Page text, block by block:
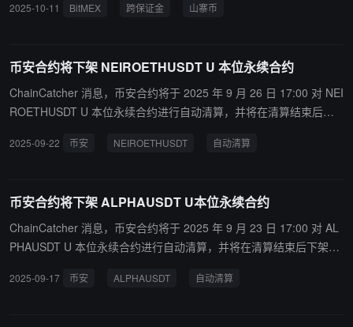
机制带来的冲击。2022 年那场持续八周的大清算犹在眼前，这就是
常”，并表示多项高质量山寨币短期难以回到此前低位。
2025-10-11 BitMEX 跨保证金 山寨币
币安合约将下架 NEIROETHUSDT U 本位永续合约
ChainCatcher 消息，币安合约将于 2025 年 9 月 26 日 17:00 对 NEI
ROETHUSDT U 本位永续合约进行自动清算，并将在清算结束后下
算。自 2025 年 9 月 26 日 16:30 起，用户将无法在上述合约新增仓
2025-09-22 币安 NEIROETHUSDT 自动清算
币安合约将下架 ALPHAUSDT U本位永续合约
ChainCatcher 消息，币安合约将于 2025 年 9 月 23 日 17:00 对 AL
PHAUSDT U 本位永续合约进行自动清算，并将在清算结束后下架该
仓位。建议用户在停止交易前自行平仓，以避免头寸自动清算。
2025-09-17 币安 ALPHAUSDT 自动清算